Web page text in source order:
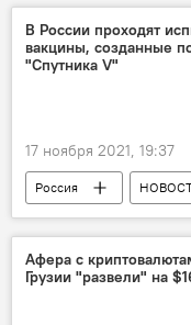
Тюрьма
В России проходят
вакцины, созданные
"Спутника V"
17 ноября 2021, 19:37
Россия
Вакцинация от
Коронавирус COVID-19
Афера с
Грузии "развели" на